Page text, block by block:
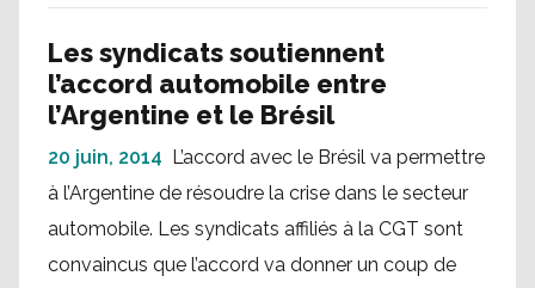
Les syndicats soutiennent
l’accord automobile entre
l’Argentine et le Brésil
20 juin, 2014 L’accord avec le Brésil va permettre
à l’Argentine de résoudre la crise dans le secteur
automobile. Les syndicats affiliés à la CGT sont
convaincus que l’accord va donner un coup de